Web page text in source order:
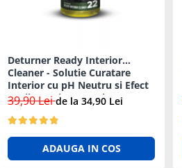
Deturner Ready Interior
Cleaner - Solutie Curatare
Interior cu pH Neutru si Efect
Antibacterian 250ml
39,90 Leide la 34,90 Lei
ADAUGA IN COS